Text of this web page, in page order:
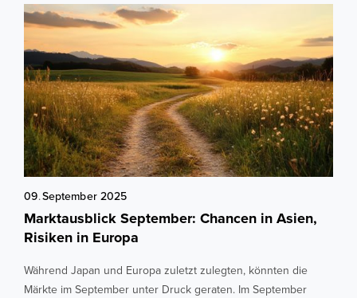
09.September 2025
Marktausblick September: Chancen in Asien,
Risiken in Europa
Während Japan und Europa zuletzt zulegten, könnten die
Märkte im September unter Druck geraten. Im September